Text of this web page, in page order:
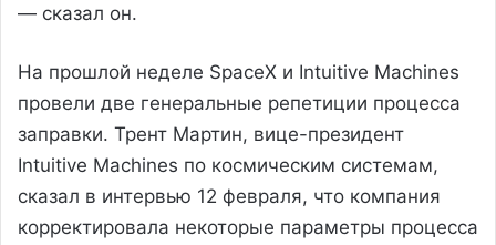
— сказал он.
На прошлой неделе SpaceX и Intuitive Machines
провели две генеральные репетиции процесса
заправки. Трент Мартин, вице-президент
Intuitive Machines по космическим системам,
сказал в интервью 12 февраля, что компания
корректировала некоторые параметры процесса